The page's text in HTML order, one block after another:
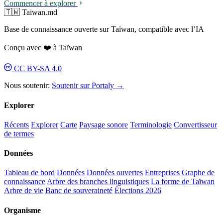
Commencer à explorer
🇹🇼 Taiwan.md
Base de connaissance ouverte sur Taïwan, compatible avec l’IA
Conçu avec ❤️ à Taïwan
CC BY-SA 4.0
Nous soutenir: Soutenir sur Portaly →
Explorer
Récents Explorer Carte Paysage sonore Terminologie Convertisseur
de termes
Données
Tableau de bord Données Données ouvertes Entreprises Graphe de
connaissanceArbre des branches linguistiques La forme de Taïwan
Arbre de vie Banc de souveraineté Élections 2026
Organisme